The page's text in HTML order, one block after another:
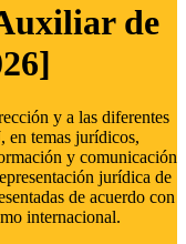
de
y a las diferentes
en temas jurídicos,
y comunicación
jurídica de
de acuerdo con
internacional.